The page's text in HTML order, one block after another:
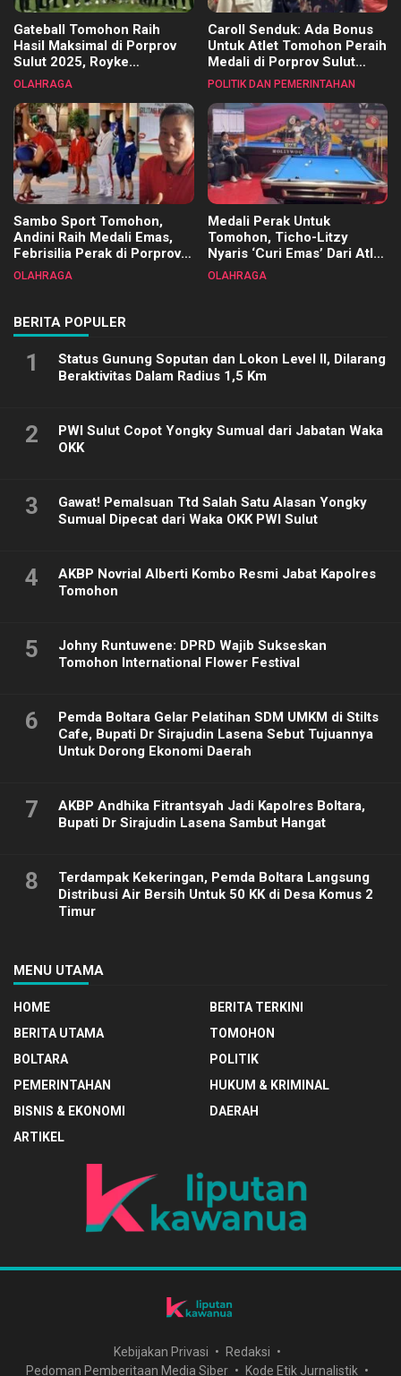
Gateball Tomohon Raih
Hasil Maksimal di Porprov
Sulut 2025, Royke
Tangkawarouw Ucapkan
OLAHRAGA
Caroll Senduk: Ada Bonus
Untuk Atlet Tomohon Peraih
Medali di Porprov Sulut
2025
POLITIK DAN PEMERINTAHAN
Sambo Sport Tomohon,
Andini Raih Medali Emas,
Febrisilia Perak di Porprov
Sulut 2025
OLAHRAGA
Medali Perak Untuk
Tomohon, Ticho-Litzy
Nyaris ‘Curi Emas’ Dari Atlet
Biliar PON di Porprov Sulut
OLAHRAGA
BERITA POPULER
1
Status Gunung Soputan dan Lokon Level II, Dilarang
Beraktivitas Dalam Radius 1,5 Km
2
PWI Sulut Copot Yongky Sumual dari Jabatan Waka
OKK
3
Gawat! Pemalsuan Ttd Salah Satu Alasan Yongky
Sumual Dipecat dari Waka OKK PWI Sulut
4
AKBP Novrial Alberti Kombo Resmi Jabat Kapolres
Tomohon
5
Johny Runtuwene: DPRD Wajib Sukseskan
Tomohon International Flower Festival
6
Pemda Boltara Gelar Pelatihan SDM UMKM di Stilts
Cafe, Bupati Dr Sirajudin Lasena Sebut Tujuannya
Untuk Dorong Ekonomi Daerah
7
AKBP Andhika Fitrantsyah Jadi Kapolres Boltara,
Bupati Dr Sirajudin Lasena Sambut Hangat
8
Terdampak Kekeringan, Pemda Boltara Langsung
Distribusi Air Bersih Untuk 50 KK di Desa Komus 2
Timur
MENU UTAMA
HOME
BERITA TERKINI
BERITA UTAMA
TOMOHON
BOLTARA
POLITIK
PEMERINTAHAN
HUKUM & KRIMINAL
BISNIS & EKONOMI
DAERAH
ARTIKEL
Kebijakan Privasi
Redaksi
Pedoman Pemberitaan Media Siber
Kode Etik Jurnalistik